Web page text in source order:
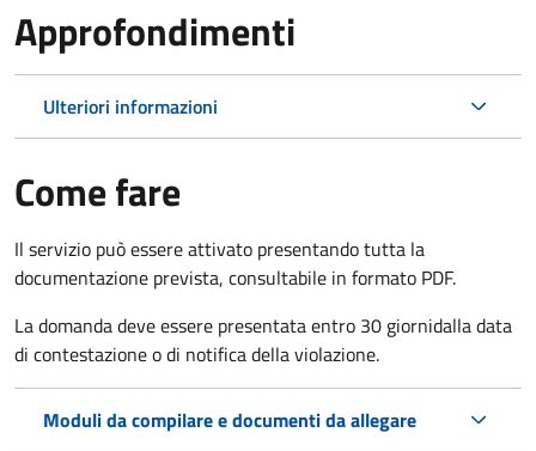
Approfondimenti
Ulteriori informazioni
Come fare
Il servizio può essere attivato presentando tutta la
documentazione prevista, consultabile in formato PDF.
La domanda deve essere presentata entro 30 giornidalla data
di contestazione o di notifica della violazione.
Moduli da compilare e documenti da allegare